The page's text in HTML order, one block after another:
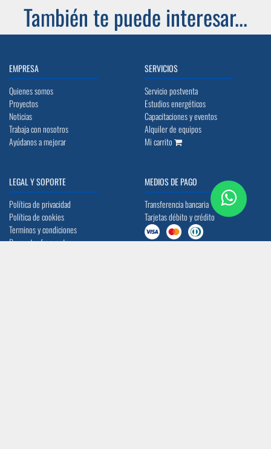
También te puede interesar...
EMPRESA
Quienes somos
Proyectos
Noticias
Trabaja con nosotros
Ayúdanos a mejorar
SERVICIOS
Servicio postventa
Estudios energéticos
Capacitaciones y eventos
Alquiler de equipos
Mi carrito
LEGAL Y SOPORTE
Política de privacidad
Política de cookies
Terminos y condiciones
Preguntas frecuentes
MEDIOS DE PAGO
Transferencia bancaria
Tarjetas débito y crédito